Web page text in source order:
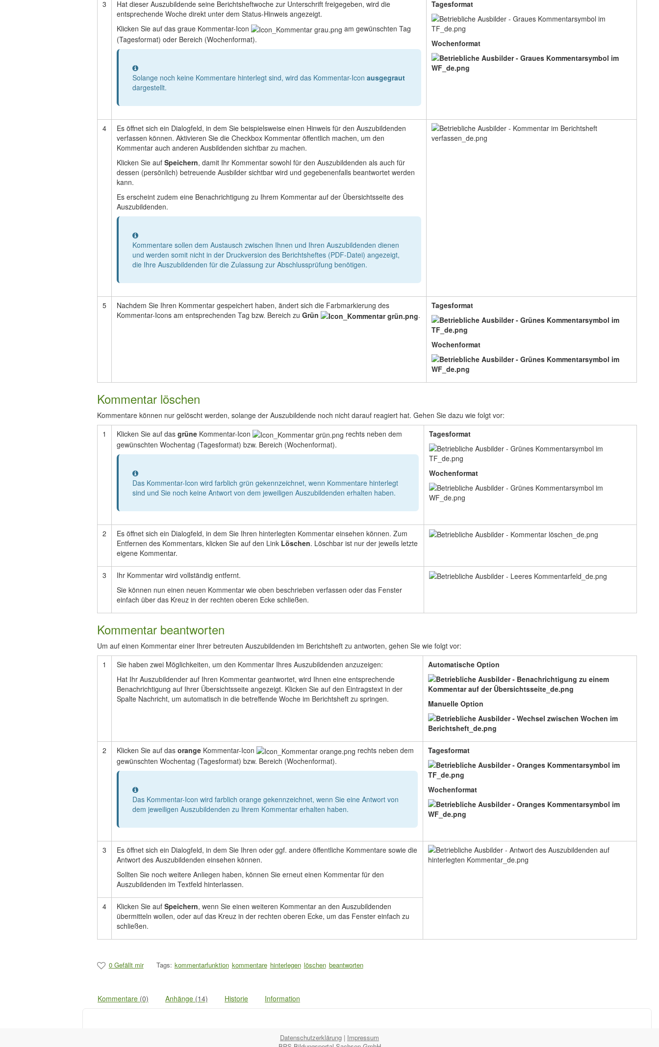
3
Hat dieser Auszubildende seine Berichtsheftwoche zur Unterschrift freigegeben, wird die
entsprechende Woche direkt unter dem Status-Hinweis angezeigt.
Klicken Sie auf das graue Kommentar-Icon
am gewünschten Tag
(Tagesformat) oder Bereich (Wochenformat).
Information
Solange noch keine Kommentare hinterlegt sind, wird das Kommentar-Icon ausgegraut
dargestellt.
Tagesformat
Wochenformat
4
Es öffnet sich ein Dialogfeld, in dem Sie beispielsweise einen Hinweis für den Auszubildenden
verfassen können. Aktivieren Sie die Checkbox Kommentar öffentlich machen, um den
Kommentar auch anderen Ausbildenden sichtbar zu machen.
Klicken Sie auf Speichern, damit Ihr Kommentar sowohl für den Auszubildenden als auch für
dessen (persönlich) betreuende Ausbilder sichtbar wird und gegebenenfalls beantwortet werden
kann.
Es erscheint zudem eine Benachrichtigung zu Ihrem Kommentar auf der Übersichtsseite des
Auszubildenden.
Information
Kommentare sollen dem Austausch zwischen Ihnen und Ihren Auszubildenden dienen
und werden somit nicht in der Druckversion des Berichtsheftes (PDF-Datei) angezeigt,
die Ihre Auszubildenden für die Zulassung zur Abschlussprüfung benötigen.
5
Nachdem Sie Ihren Kommentar gespeichert haben, ändert sich die Farbmarkierung des
Kommentar-Icons am entsprechenden Tag bzw. Bereich zu Grün .
Tagesformat
Wochenformat
Kommentar löschen
Kommentare können nur gelöscht werden, solange der Auszubildende noch nicht darauf reagiert hat. Gehen Sie dazu wie folgt vor:
1
Klicken Sie auf das grüne Kommentar-Icon
rechts neben dem
gewünschten Wochentag (Tagesformat) bzw. Bereich (Wochenformat).
Information
Das Kommentar-Icon wird farblich grün gekennzeichnet, wenn Kommentare hinterlegt
sind und Sie noch keine Antwort von dem jeweiligen Auszubildenden erhalten haben.
Tagesformat
Wochenformat
2
Es öffnet sich ein Dialogfeld, in dem Sie Ihren hinterlegten Kommentar einsehen können. Zum
Entfernen des Kommentars, klicken Sie auf den Link Löschen. Löschbar ist nur der jeweils letzte
eigene Kommentar.
3
Ihr Kommentar wird vollständig entfernt.
Sie können nun einen neuen Kommentar wie oben beschrieben verfassen oder das Fenster
einfach über das Kreuz in der rechten oberen Ecke schließen.
Kommentar beantworten
Um auf einen Kommentar einer Ihrer betreuten Auszubildenden im Berichtsheft zu antworten, gehen Sie wie folgt vor:
1
Sie haben zwei Möglichkeiten, um den Kommentar Ihres Auszubildenden anzuzeigen:
Hat Ihr Auszubildender auf Ihren Kommentar geantwortet, wird Ihnen eine entsprechende
Benachrichtigung auf Ihrer Übersichtsseite angezeigt. Klicken Sie auf den Eintragstext in der
Spalte Nachricht, um automatisch in die betreffende Woche im Berichtsheft zu springen.
Automatische Option
Manuelle Option
2 Klicken Sie auf das orange Kommentar-Icon
rechts neben dem
gewünschten Wochentag (Tagesformat) bzw. Bereich (Wochenformat).
Information
Das Kommentar-Icon wird farblich orange gekennzeichnet, wenn Sie eine Antwort von
dem jeweiligen Auszubildenden zu Ihrem Kommentar erhalten haben.
Tagesformat
Wochenformat
3
Es öffnet sich ein Dialogfeld, in dem Sie Ihren oder ggf. andere öffentliche Kommentare sowie die
Antwort des Auszubildenden einsehen können.
Sollten Sie noch weitere Anliegen haben, können Sie erneut einen Kommentar für den
Auszubildenden im Textfeld hinterlassen.
4 Klicken Sie auf Speichern, wenn Sie einen weiteren Kommentar an den Auszubildenden
übermitteln wollen, oder auf das Kreuz in der rechten oberen Ecke, um das Fenster einfach zu
schließen.
0 Gefällt mir Tags: kommentarfunktion kommentare hinterlegen löschen beantworten
Kommentare (0) Anhänge (14) Historie Information
Datenschutzerklärung | Impressum